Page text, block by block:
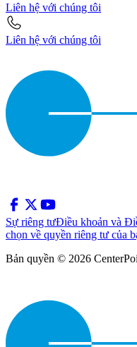
Liên hệ với chúng tôi
Liên hệ với chúng tôi
Sự riêng tưĐiều khoản và
chọn về quyền riêng tư của
Bản quyền © 2026